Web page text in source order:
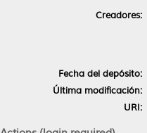
Creadores:
Fecha del depósito:
Última modificación:
URI: